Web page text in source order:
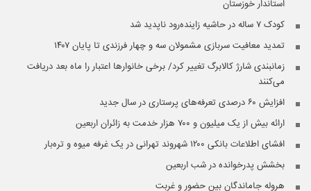
استاندار خوزستان
کودک ۷ ساله در حاشیه زاینده‌رود ناپدید شد
تمدید معافیت سربازی مشمولان سه و چهار فرزندی تا پایان ۱۴۰۷
زمانبندی شارژ کالابرگ تغییر کرد/ برخی خانوارها اعتبار را ماه بعد دریافت
می‌کنند
افزایش ۶۰ درصدی تعرفه‌های پرستاری در سال جدید
ارائه بیش از یک میلیون و ۷۰۰ هزار خدمت به زائران اربعین
افشای اطلاعات بانکی ۱۲۰۰ شهروند تهرانی در یک غرفه میوه و تره‌بار
بخشش پدرخوانده در شب اربعین
هروله جاماندگان بین حضور و غربت